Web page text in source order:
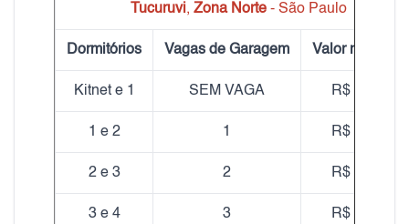
Tucuruvi, Zona Norte- São Paulo
Dormitórios Vagas de Garagem Valor médio m²
Kitnet e 1 SEM VAGA R$ 38,71
1 e 2 1 R$ 25,58
2 e 3 2 R$ 24,77
3 e 4 3 R$ 24,30